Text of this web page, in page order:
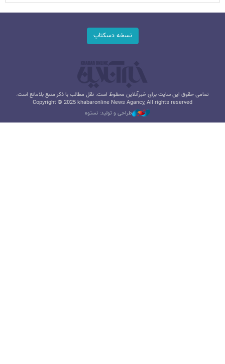
نسخه دسکتاپ
تمامی حقوق این سایت برای خبرآنلاین محفوظ است. نقل مطالب با ذکر منبع بلامانع است.
Copyright © 2025 khabaronline News Agancy, All rights reserved
طراحی و تولید: نستوه